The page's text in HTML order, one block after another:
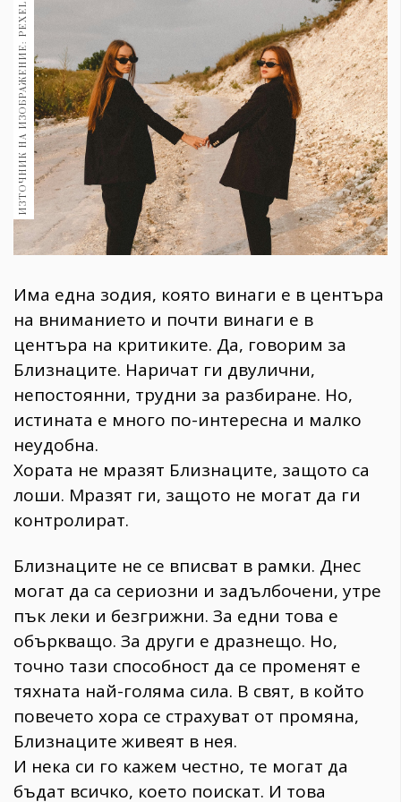
30+
Гурме 1710
Пътувай
237
Здраве
Gentlemen
382
Wellness
1817
ПОСЛЕДВАЙТЕ
НИ
ИЗТОЧНИК НА ИЗОБРАЖЕНИЕ: PEXELS
Има една зодия, която винаги е в центъра
на вниманието и почти винаги е в
центъра на критиките. Да, говорим за
Близнаците. Наричат ги двулични,
непостоянни, трудни за разбиране. Но,
истината е много по-интересна и малко
неудобна.
Хората не мразят Близнаците, защото са
лоши. Мразят ги, защото не могат да ги
контролират.
Близнаците не се вписват в рамки. Днес
могат да са сериозни и задълбочени, утре
пък леки и безгрижни. За едни това е
объркващо. За други е дразнещо. Но,
точно тази способност да се променят е
тяхната най-голяма сила. В свят, в който
повечето хора се страхуват от промяна,
Близнаците живеят в нея.
И нека си го кажем честно, те могат да
бъдат всичко, което поискат. И това